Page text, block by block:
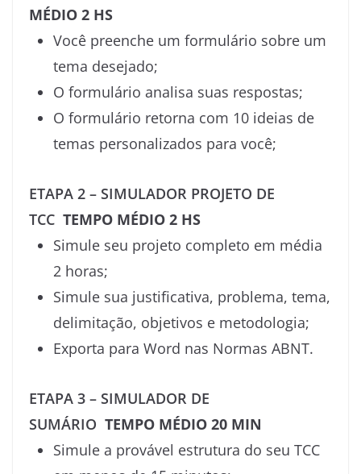
MÉDIO 2 HS
Você preenche um formulário sobre um
tema desejado;
O formulário analisa suas respostas;
O formulário retorna com 10 ideias de
temas personalizados para você;
ETAPA 2 – SIMULADOR PROJETO DE
TCC TEMPO MÉDIO 2 HS
Simule seu projeto completo em média
2 horas;
Simule sua justificativa, problema, tema,
delimitação, objetivos e metodologia;
Exporta para Word nas Normas ABNT.
ETAPA 3 – SIMULADOR DE
SUMÁRIO TEMPO MÉDIO 20 MIN
Simule a provável estrutura do seu TCC